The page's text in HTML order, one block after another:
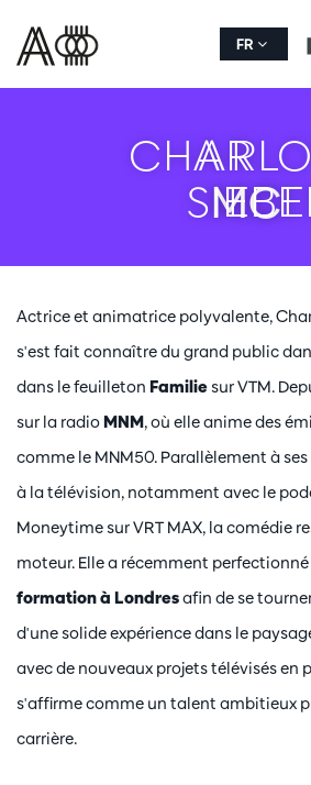
FR
MC
Actrice et animatrice polyvalente,
s'est fait connaître du grand public
dans le feuilleton Familiesur VTM.
sur la radioMNM, où elle anime des
comme le MNM50. Parallèlement à
à la télévision, notamment avec le
Moneytime sur VRT MAX, la comédie
moteur. Elle a récemment
formation à Londresafin de se
d'une solide expérience dans le
avec de nouveaux projets télévisés en
s'affirme comme un talent ambitieux
carrière.